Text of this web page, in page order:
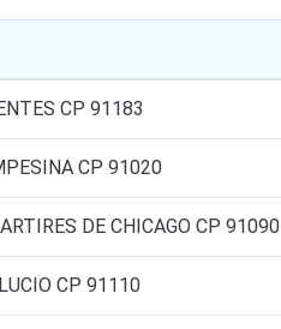
CP 91183
CP 91020
DE CHICAGO CP 91090
CP 91110